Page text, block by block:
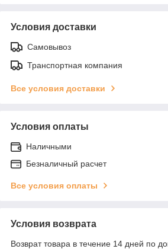
Условия доставки
Самовывоз
Транспортная компания
Все условия доставки
Условия оплаты
Наличными
Безналичный расчет
Все условия оплаты
Условия возврата
Возврат товара в течение 14 дней по